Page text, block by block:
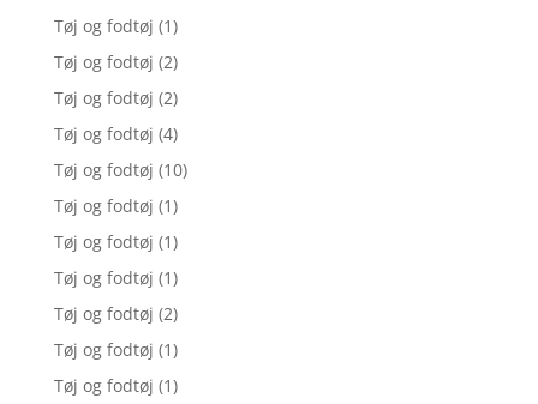
Tøj og fodtøj (1)
Tøj og fodtøj (2)
Tøj og fodtøj (2)
Tøj og fodtøj (4)
Tøj og fodtøj (10)
Tøj og fodtøj (1)
Tøj og fodtøj (1)
Tøj og fodtøj (1)
Tøj og fodtøj (2)
Tøj og fodtøj (1)
Tøj og fodtøj (1)